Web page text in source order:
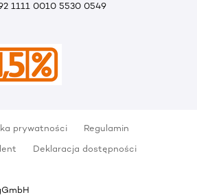
1111 0010 5530 0549
prywatności
Regulamin
Deklaracja dostępności